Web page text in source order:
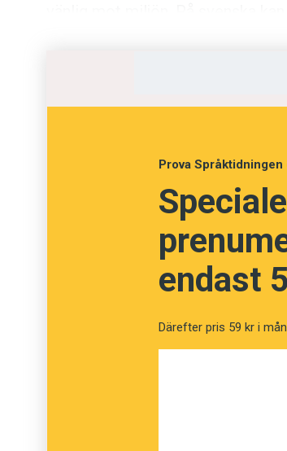
hybrid, som går tio mil på
Prova Språktidningen
endast
Därefter pris 59 kr i